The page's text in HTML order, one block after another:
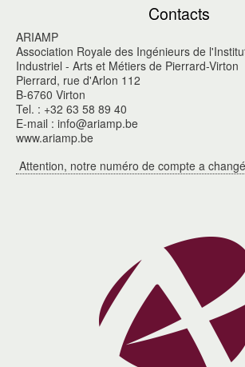
Contacts
ARIAMP
Association Royale des Ingénieurs de
Industriel - Arts et Métiers de Pierrard-Virton
Pierrard, rue d'Arlon 112
B-6760 Virton
Tel. : +32 63 58 89 40
E-mail : info@ariamp.be
www.ariamp.be
Attention, notre numéro de compte a